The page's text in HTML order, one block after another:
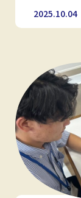
2025.10.04